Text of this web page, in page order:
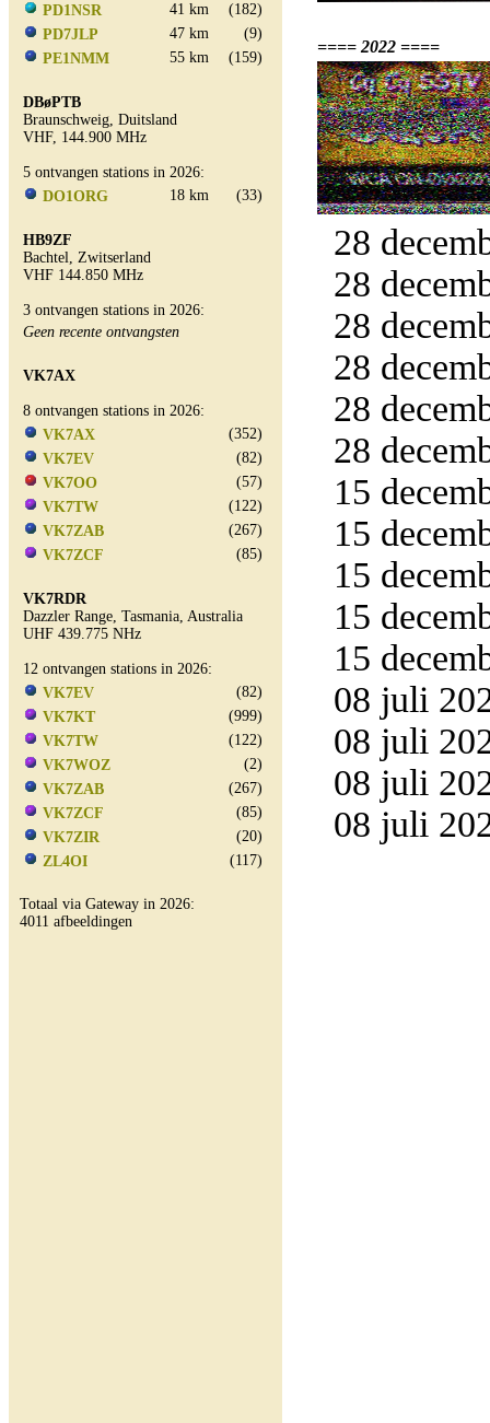
PD1NSR
41 km
(182)
PD7JLP
47 km
(9)
PE1NMM
55 km (159)
DBøPTB
Braunschweig, Duitsland
VHF, 144.900 MHz
5 ontvangen stations in 2026:
DO1ORG
18 km (33)
HB9ZF
Bachtel, Zwitserland
VHF 144.850 MHz
3 ontvangen stations in 2026:
Geen recente ontvangsten
VK7AX
8 ontvangen stations in 2026:
VK7AX
(352)
VK7EV
(82)
VK7OO
(57)
VK7TW
(122)
VK7ZAB
(267)
VK7ZCF
(85)
VK7RDR
Dazzler Range, Tasmania, Australia
UHF 439.775 NHz
12 ontvangen stations in 2026:
VK7EV
(82)
VK7KT
(999)
VK7TW
(122)
VK7WOZ
(2)
VK7ZAB
(267)
VK7ZCF
(85)
VK7ZIR
(20)
ZL4OI
(117)
Totaal via Gateway in 2026:
4011 afbeeldingen
==== 2022 ====
28
28
28
28
28
28
15
15
15
15
15
08 juli
08 juli
08 juli
08 juli